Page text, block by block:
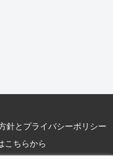
針とプライバシーポリシー
こちらから